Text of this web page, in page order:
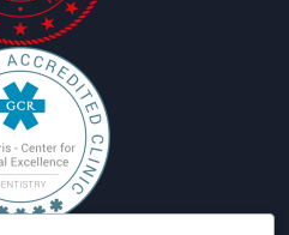
your experience,
and analyze
which cookies to allow
. ClickAccept Allto